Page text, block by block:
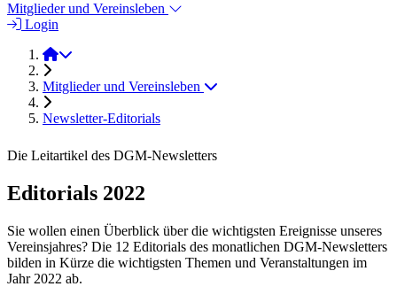
Mitglieder und Vereinsleben
Login
2022
Mitglieder und Vereinsleben
Newsletter-Editorials
Die Leitartikel des DGM-Newsletters
Editorials 2022
Sie wollen einen Überblick über die wichtigsten Ereignisse unseres
Vereinsjahres? Die 12 Editorials des monatlichen DGM-Newsletters
bilden in Kürze die wichtigsten Themen und Veranstaltungen im
Jahr 2022 ab.